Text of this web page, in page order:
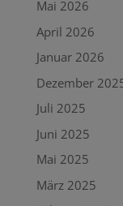
Mai 2026
April 2026
Januar 2026
Dezember
Juli 2025
Juni 2025
Mai 2025
März 2025